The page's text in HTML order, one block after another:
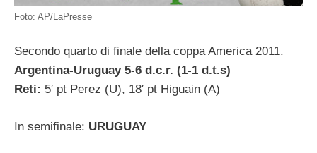
Foto: AP/LaPresse
Secondo quarto di finale della coppa America 2011.
Argentina-Uruguay 5-6 d.c.r. (1-1 d.t.s)
Reti: 5′ pt Perez (U), 18′ pt Higuain (A)
In semifinale: URUGUAY